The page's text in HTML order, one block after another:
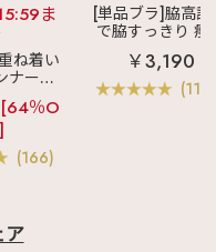
ま
ね着い
ナーブ
スト
(ワイヤ
)
[64％O
(166)
[単品ブラ]脇高設
で脇すっきり 痩
見えブラ
カシ
クールレース脇
ブラ(R) 単品ブラ
ャー
￥3,190
ア